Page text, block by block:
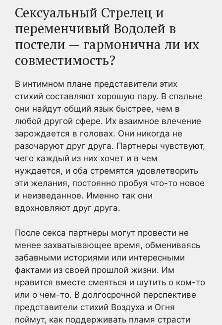
Сексуальный Стрелец и
переменчивый Водолей в
постели — гармонична ли их
совместимость?
В интимном плане представители этих
стихий составляют хорошую пару. В спальне
они найдут общий язык быстрее, чем в
любой другой сфере. Их взаимное влечение
зарождается в головах. Они никогда не
разочаруют друг друга. Партнеры чувствуют,
чего каждый из них хочет и в чем
нуждается, и оба стремятся удовлетворить
эти желания, постоянно пробуя что-то новое
и неизведанное. Именно так они
вдохновляют друг друга.
После секса партнеры могут провести не
менее захватывающее время, обмениваясь
забавными историями или интересными
фактами из своей прошлой жизни. Им
нравится вместе смеяться и шутить о ком-то
или о чем-то. В долгосрочной перспективе
представители стихий Воздуха и Огня
поймут, как поддерживать пламя страсти